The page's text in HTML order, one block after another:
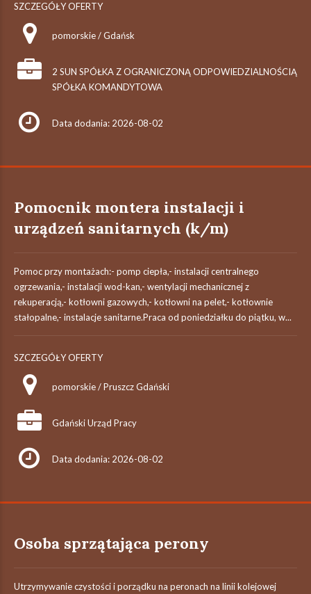
SZCZEGÓŁY OFERTY
pomorskie / Gdańsk
2 SUN SPÓŁKA Z OGRANICZONĄ ODPOWIEDZIALNOŚCIĄ
SPÓŁKA KOMANDYTOWA
Data dodania: 2026-08-02
Pomocnik montera instalacji i
urządzeń sanitarnych (k/m)
Pomoc przy montażach:- pomp ciepła,- instalacji centralnego
ogrzewania,- instalacji wod-kan,- wentylacji mechanicznej z
rekuperacją,- kotłowni gazowych,- kotłowni na pelet,- kotłownie
stałopalne,- instalacje sanitarne.Praca od poniedziałku do piątku, w...
SZCZEGÓŁY OFERTY
pomorskie / Pruszcz Gdański
Gdański Urząd Pracy
Data dodania: 2026-08-02
Osoba sprzątająca perony
Utrzymywanie czystości i porządku na peronach na linii kolejowej